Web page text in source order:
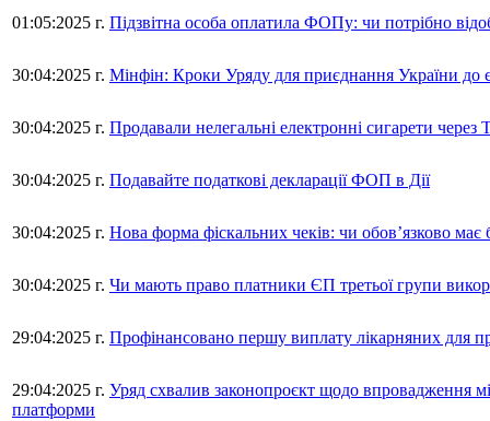
01:05:2025 г. Підзвітна особа оплатила ФОПу: чи потрібно
30:04:2025 г. Мінфін: Кроки Уряду для приєднання України до
30:04:2025 г. Продавали нелегальні електронні сигарети
30:04:2025 г. Подавайте податкові декларації ФОП в Дії
30:04:2025 г. Нова форма фіскальних чеків: чи обов’язково
30:04:2025 г. Чи мають право платники ЄП третьої групи
29:04:2025 г. Профінансовано першу виплату лікарняних для
29:04:2025 г. Уряд схвалив законопроєкт щодо впровадження
платформи